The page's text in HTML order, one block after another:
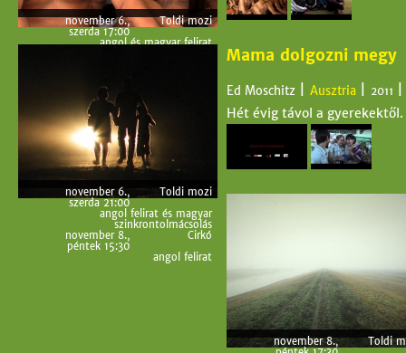
november 6.,
szerda 17:00
Toldi mozi
angol és magyar felirat
angol és magyar felirat
november 10.,
vasárnap
18:45
angol és magyar felirat
november 6.,
szerda 21:00
Toldi mozi
angol felirat és magyar
szinkrontolmácsolás
november 8.,
péntek 15:30
Cirkó
angol felirat
Mama dolgozni megy
Ed Moschitz Ausztria 2011
Hét évig távol a
november 8.,
Toldi